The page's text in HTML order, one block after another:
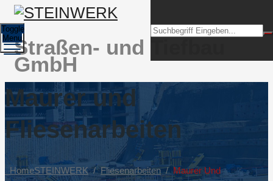
Straßen- und Tiefbau
GmbH
Toggle
Menu
Maurer und
Fliesenarbeiten
HomeSTEINWERK/Fliesenarbeiten/ Maurer Und